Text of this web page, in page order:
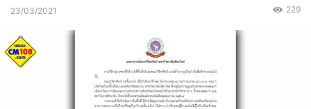
23/03/2021 229